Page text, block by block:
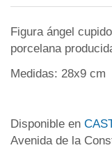
Figura ángel
porcelana
Medidas: 28x9 cm
Disponible en
Avenida de la